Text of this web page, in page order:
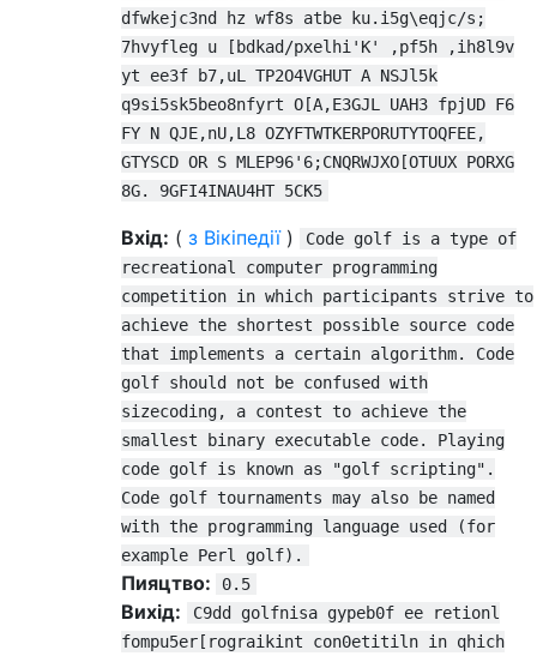
dfwkejc3nd hz wf8s atbe ku.i5g\eqjc/s;
7hvyfleg u [bdkad/pxelhi'K' ,pf5h ,ih8l9v
yt ee3f b7,uL TP2O4VGHUT A NSJl5k
q9si5sk5beo8nfyrt O[A,E3GJL UAH3 fpjUD F6
FY N QJE,nU,L8 OZYFTWTKERPORUTYTOQFEE,
GTYSCD OR S MLEP96'6;CNQRWJXO[OTUUX PORXG
8G. 9GFI4INAU4HT 5CK5
Вхід: ( з Вікіпедії)
Code golf is a type of
recreational computer programming
competition in which participants strive to
achieve the shortest possible source code
that implements a certain algorithm. Code
golf should not be confused with
sizecoding, a contest to achieve the
smallest binary executable code. Playing
code golf is known as "golf scripting".
Code golf tournaments may also be named
with the programming language used (for
example Perl golf).
Пияцтво: 0.5
Вихід:
C9dd golfnisa gypeb0f ee retionl
fompu5er[rograikint con0etitiln in qhich